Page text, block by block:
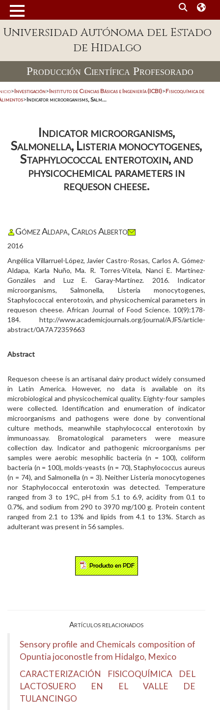
Universidad Autónoma del Estado
de Hidalgo
Producción Científica Profesorado
>Investigación>Instituto de Ciencias Básicas e Ingeniería (ICBI)>Fisicoquímica de
>Indicator microorganisms, Salm...
Indicator microorganisms,
Salmonella, Listeria monocytogenes,
Staphylococcal enterotoxin, and
physicochemical parameters in
requeson cheese.
Gómez Aldapa, Carlos Alberto
2016
Angélica Villarruel-López, Javier Castro-Rosas, Carlos A. Gómez-
Aldapa, Karla Nuño, Ma. R. Torres-Vitela, Nanci E. Martínez-
Gonzáles and Luz E. Garay-Martínez. 2016. Indicator
microorganisms, Salmonella, Listeria monocytogenes,
Staphylococcal enterotoxin, and physicochemical parameters in
requeson cheese. African Journal of Food Science. 10(9):178-
184. http://www.academicjournals.org/journal/AJFS/article-
abstract/0A7A72359663
Abstract
Requeson cheese is an artisanal dairy product widely consumed
in Latin America. However, no data is available on its
microbiological and physicochemical quality. Eighty-four samples
were collected. Identification and enumeration of indicator
microorganisms and pathogens were done by conventional
culture methods, meanwhile staphylococcal enterotoxin by
immunoassay. Bromatological parameters were measure
collection day. Indicator and pathogenic microorganisms per
samples were aerobic mesophilic bacteria (n = 100), coliform
bacteria (n = 100), molds-yeasts (n = 70), Staphylococcus aureus
(n = 74), and Salmonella (n = 3). Neither Listeria monocytogenes
nor Staphylococcal enterotoxin was detected. Temperature
ranged from 3 to 19C, pH from 5.1 to 6.9, acidity from 0.1 to
0.7%, and sodium from 290 to 3970 mg/100 g. Protein content
ranged from 2.1 to 13% and lipids from 4.1 to 13%. Starch as
adulterant was present in 56 samples.
Artículos relacionados
Sensory profile and Chemicals composition of
Opuntia joconostle from Hidalgo, Mexico
CARACTERIZACIÓN FISICOQUÍMICA DEL
LACTOSUERO EN EL VALLE DE
TULANCINGO